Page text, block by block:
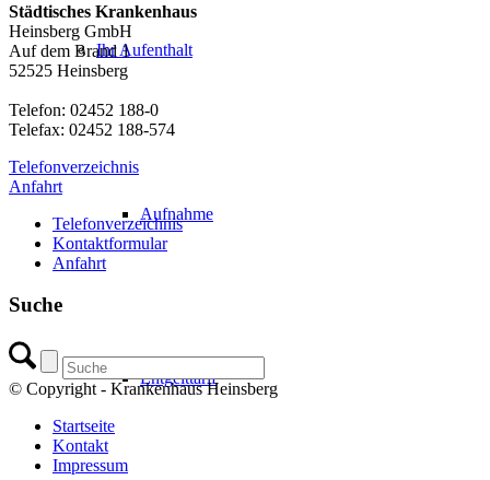
Ihr Aufenthalt
Aufnahme
Entgelttarif
Städtisches Krankenhaus
Heinsberg GmbH
Auf dem Brand 1
52525 Heinsberg
Telefon: 02452 188-0
Telefax: 02452 188-574
Telefonverzeichnis
Anfahrt
Telefonverzeichnis
Kontaktformular
Anfahrt
Suche
© Copyright - Krankenhaus Heinsberg
Startseite
Kontakt
Impressum